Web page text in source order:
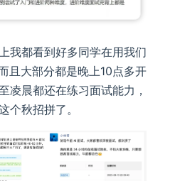
我都看到好多同学在用我们
且大部分都是晚上10点多开
凌晨都还在练习面试能力，
个秋招拼了。